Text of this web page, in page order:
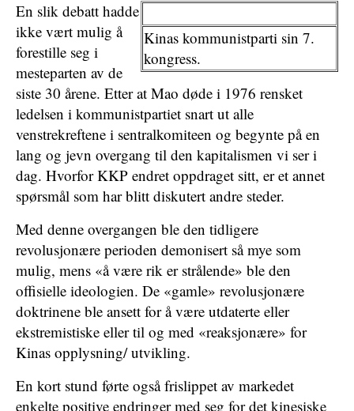
Kinas kommunistparti sin 7.
kongress.
En slik debatt hadde
ikke vært mulig å
forestille seg i
mesteparten av de
siste 30 årene. Etter at Mao døde i 1976 rensket
ledelsen i kommunistpartiet snart ut alle
venstrekreftene i sentralkomiteen og begynte på en
lang og jevn overgang til den kapitalismen vi ser i
dag. Hvorfor KKP endret oppdraget sitt, er et annet
spørsmål som har blitt diskutert andre steder.
Med denne overgangen ble den tidligere
revolusjonære perioden demonisert så mye som
mulig, mens «å være rik er strålende» ble den
offisielle ideologien. De «gamle» revolusjonære
doktrinene ble ansett for å være utdaterte eller
ekstremistiske eller til og med «reaksjonære» for
Kinas opplysning/ utvikling.
En kort stund førte også frislippet av markedet
enkelte positive endringer med seg for det kinesiske